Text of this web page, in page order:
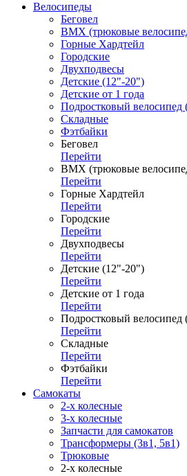
Велосипеды
Беговел
ВМХ (трюковые
Горные Хардтейл
Городские
Двухподвесы
Детские (12"-20")
Детские от 1 года
Подростковый велосипед
Складные
Фэтбайки
Беговел
Перейти
ВМХ (трюковые
Перейти
Горные Хардтейл
Перейти
Городские
Перейти
Двухподвесы
Перейти
Детские (12"-20")
Перейти
Детские от 1 года
Перейти
Подростковый велосипед
Перейти
Складные
Перейти
Фэтбайки
Перейти
Самокаты
2-х колесные
3-х колесные
Запчасти для самокатов
Трансформеры (3в1, 5в1)
Трюковые
2-х колесные